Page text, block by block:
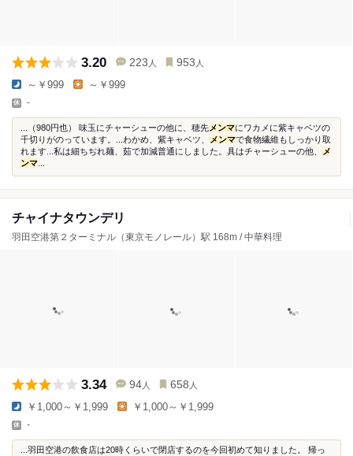
3.20 223 人 953 人
～￥999 ～￥999
-
...（980円也） 味玉にチャーシューの他に、穂先メンマにワカメに紫キャベツの
千切りがのっています。...わかめ、紫キャベツ、
メンマで食物繊維もしっかり取
れます...私は細ちぢれ麺、茹で加減普通にしました。具はチャーシューの他、
メ
ンマ
チャイナタウンデリ
羽田空港第２ターミナル（東京モノレール）駅 168m / 中華料理
3.34 94 人 658 人
￥1,000～￥1,999 ￥1,000～￥1,999
-
...羽田空港の飲食店は20時くらいで閉店するのを今回初めて知りました。 帰っ